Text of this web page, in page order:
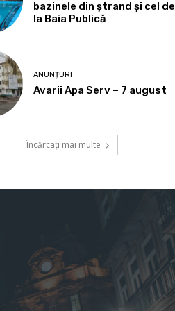
bazinele din ștrand și cel de
la Baia Publică
ANUNȚURI
Avarii Apa Serv – 7 august
Încărcați mai multe